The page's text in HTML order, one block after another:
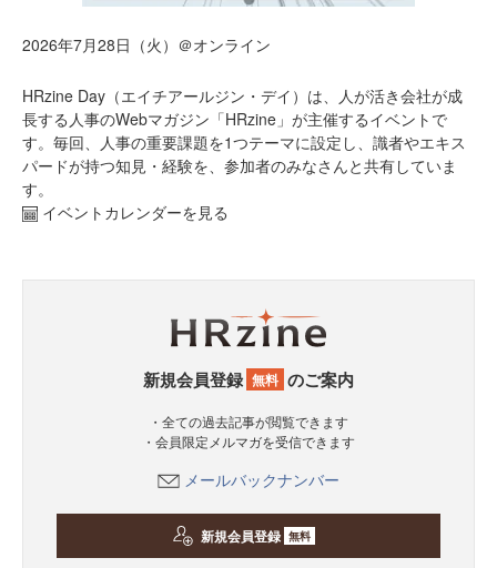
2026年7月28日（火）＠オンライン
HRzine Day（エイチアールジン・デイ）は、人が活き会社が成
長する人事のWebマガジン「HRzine」が主催するイベントで
す。毎回、人事の重要課題を1つテーマに設定し、識者やエキス
パードが持つ知見・経験を、参加者のみなさんと共有していま
す。
イベントカレンダーを見る
新規会員登録 無料 のご案内
・全ての過去記事が閲覧できます
・会員限定メルマガを受信できます
メールバックナンバー
新規会員登録 無料